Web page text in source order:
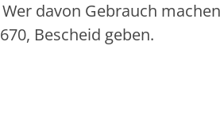
davon Gebrauch
Bescheid geben.